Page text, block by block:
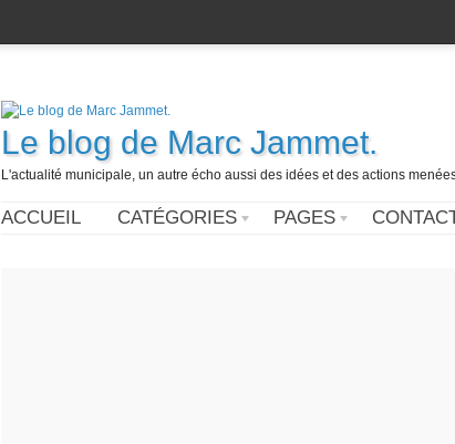
Le blog de Marc Jammet.
L'actualité municipale, un autre écho aussi des idées et des actions
ACCUEIL CATÉGORIES PAGES